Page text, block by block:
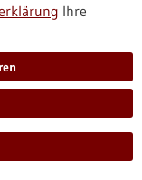
Wirtschaft und
Euro
und
meik-
Ihre